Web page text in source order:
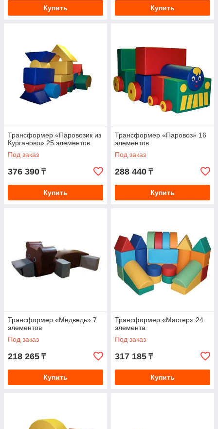
Купить Купить
Трансформер «Паровозик из
Курганово» 25 элементов
Под заказ
376 390 ₸
Купить
Трансформер «Паровоз» 16
элементов
Под заказ
288 440 ₸
Купить
Трансформер «Медведь» 7
элементов
Под заказ
218 265 ₸
Купить
Трансформер «Мастер» 24
элемента
Под заказ
317 185 ₸
Купить